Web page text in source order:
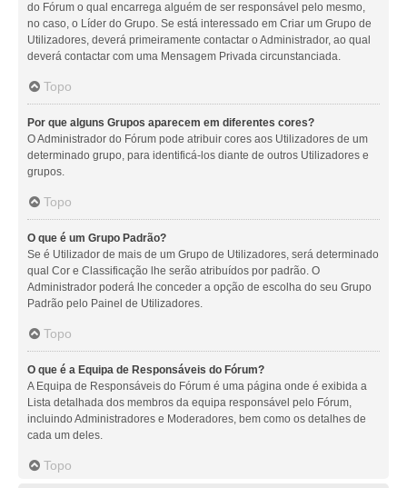
do Fórum o qual encarrega alguém de ser responsável pelo mesmo,
no caso, o Líder do Grupo. Se está interessado em Criar um Grupo de
Utilizadores, deverá primeiramente contactar o Administrador, ao qual
deverá contactar com uma Mensagem Privada circunstanciada.
Topo
Por que alguns Grupos aparecem em diferentes cores?
O Administrador do Fórum pode atribuir cores aos Utilizadores de um
determinado grupo, para identificá-los diante de outros Utilizadores e
grupos.
Topo
O que é um Grupo Padrão?
Se é Utilizador de mais de um Grupo de Utilizadores, será determinado
qual Cor e Classificação lhe serão atribuídos por padrão. O
Administrador poderá lhe conceder a opção de escolha do seu Grupo
Padrão pelo Painel de Utilizadores.
Topo
O que é a Equipa de Responsáveis do Fórum?
A Equipa de Responsáveis do Fórum é uma página onde é exibida a
Lista detalhada dos membros da equipa responsável pelo Fórum,
incluindo Administradores e Moderadores, bem como os detalhes de
cada um deles.
Topo